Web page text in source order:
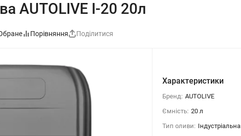
AUTOLIVE І-20 20л
Порівняння Поділитися
Характеристики
Бренд: AUTOLIVE
Ємність: 20 л
Тип оливи: Індустріальна